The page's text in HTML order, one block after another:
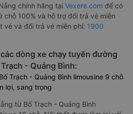
chính hãng tại Vexere.com để có
chỗ 100% và hỗ trợ đổi trả vé miễn
vé và đổi trả vé miễn phí: 1900
dòng xe chạy tuyến đường
- Quảng Bình:
Trạch - Quảng Bình limousine 9 chỗ
lợi, sang trọng
từ Bố Trạch - Quảng Bình